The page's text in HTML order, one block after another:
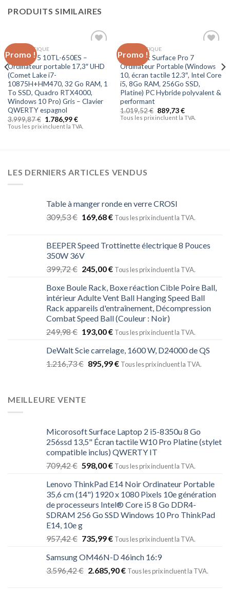
PRODUITS SIMILAIRES
Promo !
d’envies
INFORMATIQUE
MSI WS75 10TL-650ES –
Ordinateur portable 17,3″ UHD
(Comet Lake i7-
10875H+HM470, 32 Go RAM, 1
To SSD, Quadro RTX4000,
Windows 10 Pro) Gris – Clavier
QWERTY espagnol
3.999,87€ 1.786,99€
Tous les prix incluent la TVA.
Promo !
d’envies
INFORMATIQUE
Microsoft Surface Pro 7
Ordinateur Portable (Windows
10, écran tactile 12.3″, Intel Core
i5, 8Go RAM, 256Go SSD,
Platine) PC Hybride polyvalent &
performant
1.019,52€ 889,73€
Tous les prix incluent la TVA.
LES DERNIERS ARTICLES VENDUS
Table à manger ronde en verre CROSI
309,53€ 169,68€ Tous les prix incluent la TVA.
BEEPER Speed Trottinette électrique 8 Pouces
350W 36V
399,72€ 245,00€ Tous les prix incluent la TVA.
Boxe Boule Rack, Boxe réaction Cible Poire Ball,
intérieur Adulte Vent Ball Hanging Speed ​​Ball
Rack appareils d'entraînement, Décompression
Combat Speed ​​Ball (Couleur : Noir)
249,98€ 193,00€ Tous les prix incluent la TVA.
DeWalt Scie carrelage, 1600 W, D24000 de QS
1.216,73€ 895,99€ Tous les prix incluent la TVA.
MEILLEURE VENTE
Micorosoft Surface Laptop 2 i5-8350u 8 Go
256ssd 13,5" Écran tactile W10 Pro Platine (stylet
compatible inclus) QWERTY IT
709,42€ 598,00€ Tous les prix incluent la TVA.
Lenovo ThinkPad E14 Noir Ordinateur Portable
35,6 cm (14") 1920 x 1080 Pixels 10e génération
de processeurs Intel® Core i5 8 Go DDR4-
SDRAM 256 Go SSD Windows 10 Pro ThinkPad
E14, 10e g
957,42€ 735,99€ Tous les prix incluent la TVA.
Samsung OM46N-D 46inch 16:9
3.596,42€ 2.685,90€ Tous les prix incluent la TVA.